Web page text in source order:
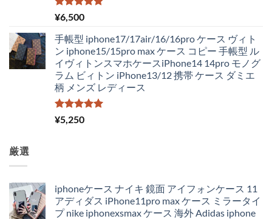
5段階中
5.00
¥6,500
手帳型 iphone17/17air/16/16pro ケース ヴィト
ン iphone15/15pro max ケース コピー 手帳型 ル
イヴィトンスマホケースiPhone14 14pro モノグ
ラム ビィトン iPhone13/12 携帯 ケース ダミエ
柄 メンズ レディース
5段階中
5.00
¥5,250
厳選
iphoneケース ナイキ 鏡面 アイフォンケース 11
アディダス iPhone11pro max ケース ミラータイ
プ nike iphonexsmax ケース 海外 Adidas iphone